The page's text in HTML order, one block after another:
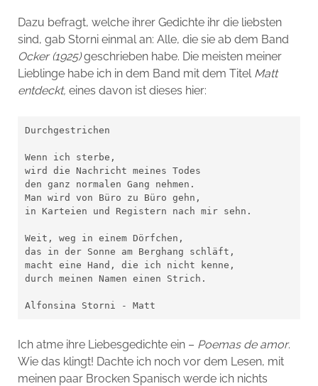
Dazu befragt, welche ihrer Gedichte ihr die liebsten
sind, gab Storni einmal an: Alle, die sie ab dem Band
Ocker (1925)geschrieben habe. Die meisten meiner
Lieblinge habe ich in dem Band mit dem Titel Matt
entdeckt, eines davon ist dieses hier:
Durchgestrichen
Wenn ich sterbe,
wird die Nachricht meines Todes
den ganz normalen Gang nehmen.
Man wird von Büro zu Büro gehn,
in Karteien und Registern nach mir sehn.
Weit, weg in einem Dörfchen,
das in der Sonne am Berghang schläft,
macht eine Hand, die ich nicht kenne,
durch meinen Namen einen Strich.
Alfonsina Storni - Matt
Ich atme ihre Liebesgedichte ein – Poemas de amor.
Wie das klingt! Dachte ich noch vor dem Lesen, mit
meinen paar Brocken Spanisch werde ich nichts